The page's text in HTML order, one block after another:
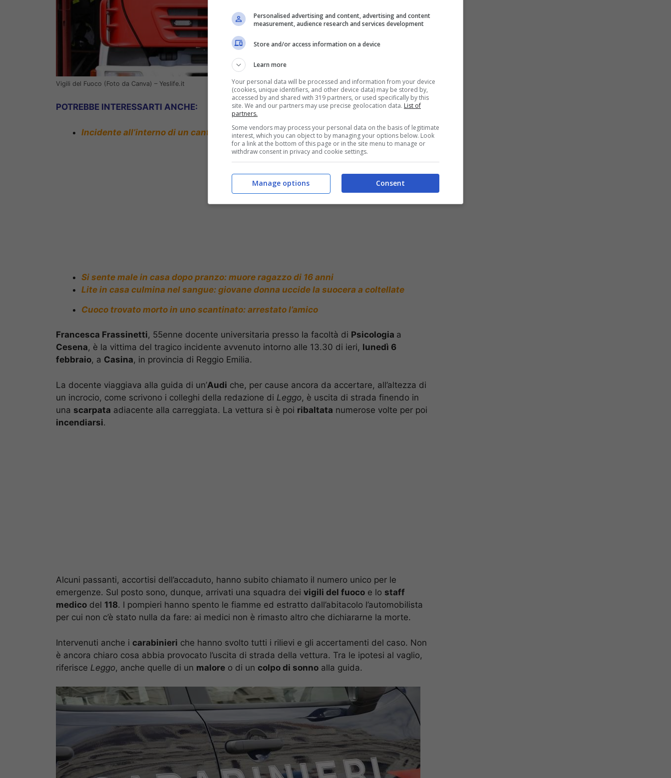
Vigili del Fuoco (Foto da Canva) – Yeslife.it
POTREBBE INTERESSARTI ANCHE:
Incidente all’interno di un cantiere: morto giovane operaio, ferito il collega
Si sente male in casa dopo pranzo: muore ragazzo di 16 anni
Lite in casa culmina nel sangue: giovane donna uccide la suocera a coltellate
Cuoco trovato morto in uno scantinato: arrestato l’amico
Francesca Frassinetti, 55enne docente universitaria presso la facoltà di Psicologia a
Cesena, è la vittima del tragico incidente avvenuto intorno alle 13.30 di ieri, lunedì 6
febbraio, a Casina, in provincia di Reggio Emilia.
La docente viaggiava alla guida di un’Audi che, per cause ancora da accertare, all’altezza di
un incrocio, come scrivono i colleghi della redazione di Leggo, è uscita di strada finendo in
una scarpata adiacente alla carreggiata. La vettura si è poi ribaltata numerose volte per poi
incendiarsi.
Alcuni passanti, accortisi dell’accaduto, hanno subito chiamato il numero unico per le
emergenze. Sul posto sono, dunque, arrivati una squadra dei vigili del fuoco e lo staff
medico del 118. I pompieri hanno spento le fiamme ed estratto dall’abitacolo l’automobilista
per cui non c’è stato nulla da fare: ai medici non è rimasto altro che dichiararne la morte.
Intervenuti anche i carabinieri che hanno svolto tutti i rilievi e gli accertamenti del caso. Non
è ancora chiaro cosa abbia provocato l’uscita di strada della vettura. Tra le ipotesi al vaglio,
riferisce Leggo, anche quelle di un malore o di un colpo di sonno alla guida.
Personalised advertising and content, advertising and content
measurement, audience research and services development
Store and/or access information on a device
Learn more
Your personal data will be processed and information from your device
(cookies, unique identifiers, and other device data) may be stored by,
accessed by and shared with 319 partners, or used specifically by this
site. We and our partners may use precise geolocation data. List of
partners.
Some vendors may process your personal data on the basis of legitimate
interest, which you can object to by managing your options below. Look
for a link at the bottom of this page or in the site menu to manage or
withdraw consent in privacy and cookie settings.
Consent
Manage options